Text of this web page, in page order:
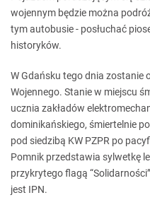
wojennym będzie można
tym autobusie - posłuchać
historyków.
W Gdańsku tego dnia zostanie
Wojennego. Stanie w miejscu
ucznia zakładów
dominikańskiego, śmiertelnie
pod siedzibą KW PZPR po
Pomnik przedstawia sylwetkę
przykrytego flagą
jest IPN.